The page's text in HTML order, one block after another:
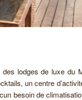
lodges de luxe du
un centre
besoin de